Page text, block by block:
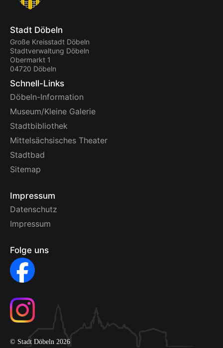
Stadt Döbeln
Große Kreisstadt Döbeln
Stadtverwaltung Döbeln
Obermarkt 1
04720 Döbeln
Schnell-Links
Döbeln-Information
Museum/Kleine Galerie
Stadtbibliothek
Mittelsächsisches Theater
Stadtbad
Sitemap
Impressum
Datenschutz
Impressum
Folge uns
© Stadt Döbeln 2026